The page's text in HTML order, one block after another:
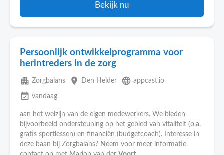
Bekijk nu
Persoonlijk ontwikkelprogramma voor
herintreders in de zorg
apartment Zorgbalans place Den Helder language appcast.io
event_available vandaag
aan het welzijn van de eigen medewerkers. We bieden
bijvoorbeeld ondersteuning op het gebied van vitaliteit (o.a.
gratis sportlessen) en financiën (budgetcoach). Interesse in
deze baan bij Zorgbalans? Neem voor meer informatie